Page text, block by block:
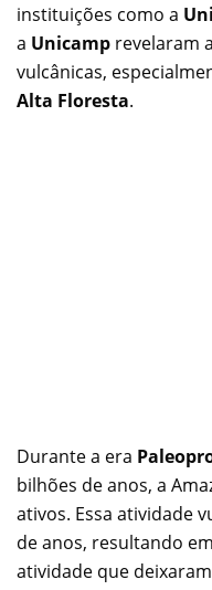
instituições como a
a Unicamp revelaram
vulcânicas,
Alta Floresta.
Durante a era
bilhões de anos, a
ativos. Essa atividade
de anos, resultando
atividade que